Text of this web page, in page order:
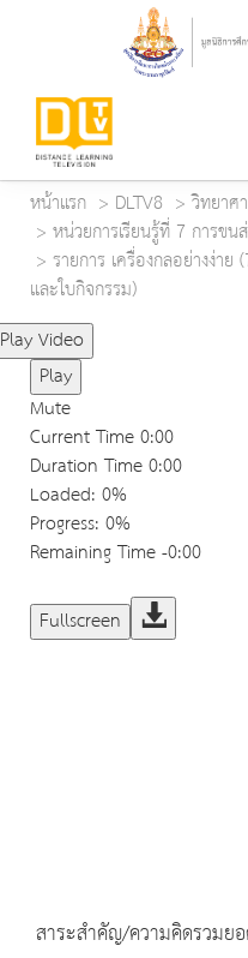
หน้าแรก DLTV8
วิทยาศ
หน่วยการเรียนรู้ที่ 7 การขน
รายการ เครื่องกลอย่างง่า
และใบกิจกรรม)
Play Video
Play
Mute
Current Time0:00
Duration Time0:00
Loaded: 0%
Progress: 0%
Remaining Time-0:00
Fullscreen
สาระสำคัญ/ความคิดรวมย